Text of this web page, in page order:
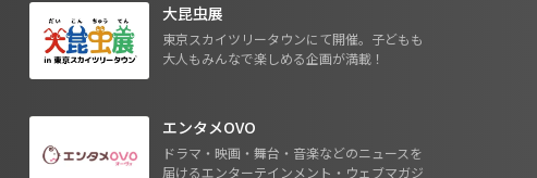
大昆虫展
東京スカイツリータウンにて開催。子どもも
大人もみんなで楽しめる企画が満載！
エンタメOVO
ドラマ・映画・舞台・音楽などのニュースを
届けるエンターテインメント・ウェブマガジ